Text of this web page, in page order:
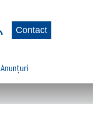
Contact
Anunțuri